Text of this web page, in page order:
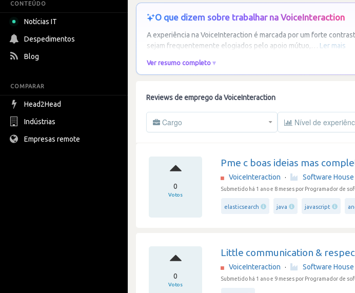
CONTEÚDO
Notícias IT
Despedimentos
Blog
COMPARAR
Head2Head
Indústrias
Empresas remote
O que dizem sobre trabalhar na VoiceInteraction
A experiência na VoiceInteraction é marcada por um forte
sejam frequentemente elogiados pelo apoio mútuo,… Ler mais
Ver resumo completo
Reviews de emprego da VoiceInteraction
Cargo Nível de
0
Votos
Pme c boas ideias mas
VoiceInteraction · Software
Submetido há 1 ano e 8 meses por Programador de
elasticsearch java javascript
0
Votos
Little communication &
VoiceInteraction · Software
Submetido há 1 ano e 9 meses por Programador de